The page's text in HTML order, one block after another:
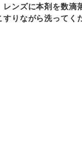
ンズに本剤を数滴
りながら洗ってく